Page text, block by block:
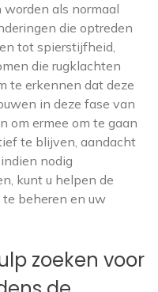
als normaal
die optreden
tot spierstijfheid,
die rugklachten
te erkennen dat deze
in deze fase van
om ermee om te gaan
te blijven, aandacht
nodig
kunt u helpen de
beheren en uw
zoeken voor